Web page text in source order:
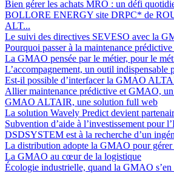
Bien gérer les achats MRO : un défi
BOLLORE ENERGY site DRPC* de
ALT...
Le suivi des directives SEVESO avec la
Pourquoi passer à la maintenance
La GMAO pensée par le métier, pour le
L’accompagnement, un outil indispensable
Est-il possible d’interfacer la GMAO
Allier maintenance prédictive et GMAO,
GMAO ALTAIR, une solution full web
La solution Wavely Predict devient
Subvention d’aide à l’investissement pour
DSDSYSTEM est à la recherche d’un
La distribution adopte la GMAO pour gérer
La GMAO au cœur de la logistique
Écologie industrielle, quand la GMAO s’en